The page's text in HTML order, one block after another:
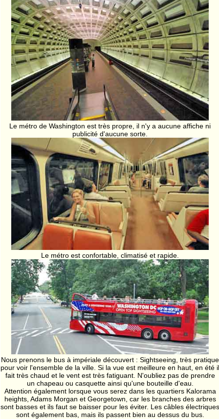
Le métro de Washington est très propre, il n'y a aucune affiche ni
publicité d'aucune sorte.
Le métro est confortable, climatisé et rapide.
Nous prenons le bus à impériale découvert : Sightseeing, très pratique
pour voir l'ensemble de la ville. Si la vue est meilleure en haut, en été il
fait très chaud et le vent est très fatiguant. N'oubliez pas de prendre
un chapeau ou casquette ainsi qu'une bouteille d'eau.
Attention également lorsque vous serez dans les quartiers Kalorama
heights, Adams Morgan et Georgetown, car les branches des arbres
sont basses et ils faut se baisser pour les éviter. Les câbles électriques
sont également bas, mais ils passent bien au dessus du bus.